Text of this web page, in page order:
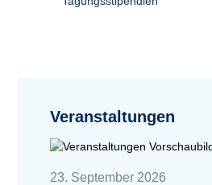
Veranstaltungen
23. September 2026